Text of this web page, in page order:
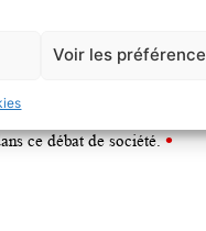
Voir les